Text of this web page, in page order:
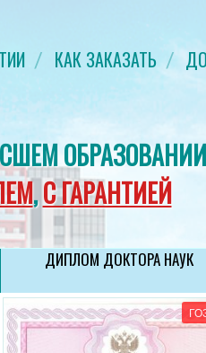
КАК ЗАКАЗАТЬ
ОБРАЗОВАНИИ
,С ГАРАНТИЕЙ
ДИПЛОМ ДОКТОРА НАУК